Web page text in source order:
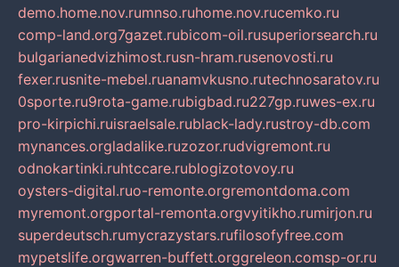
demo.home.nov.rumnso.ruhome.nov.rucemko.ru
comp-land.org7gazet.rubicom-oil.rusuperiorsearch.ru
bulgarianedvizhimost.rusn-hram.rusenovosti.ru
fexer.rusnite-mebel.ruanamvkusno.rutechnosaratov.ru
0sporte.ru9rota-game.rubigbad.ru227gp.ruwes-ex.ru
pro-kirpichi.ruisraelsale.rublack-lady.rustroy-db.com
mynances.orgladalike.ruzozor.rudvigremont.ru
odnokartinki.ruhtccare.rublogizotovoy.ru
oysters-digital.ruo-remonte.orgremontdoma.com
myremont.orgportal-remonta.orgvyitikho.rumirjon.ru
superdeutsch.rumycrazystars.rufilosofyfree.com
mypetslife.orgwarren-buffett.orggreleon.comsp-or.ru